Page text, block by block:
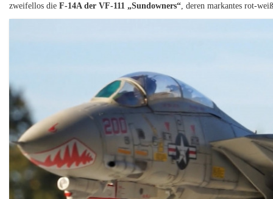
zweifellos dieF-14A der VF-111 „Sundowners“ , deren markantes rot-